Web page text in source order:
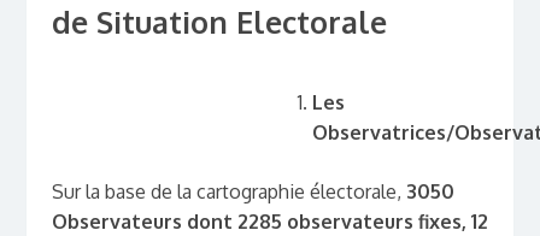
de Situation Electorale
Les
Observatrices/
Sur la base de la cartographie électorale, 3050
Observateurs dont 2285 observateurs fixes, 12